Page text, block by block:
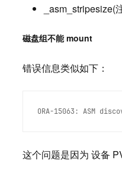
磁盘组不能 mount
错误信息类似如下：
ORA-15063: ASM
这个问题是因为 设备